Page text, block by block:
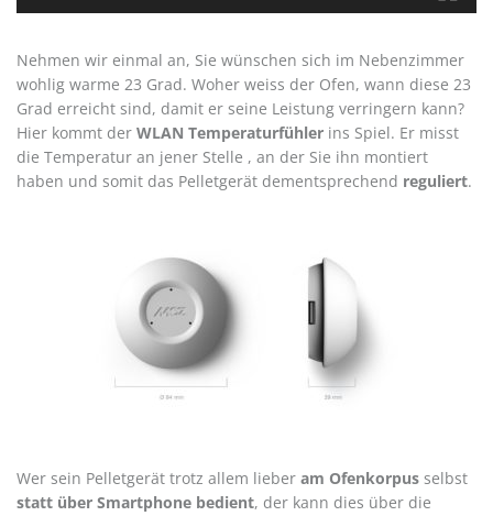
Nehmen wir einmal an, Sie wünschen sich im Nebenzimmer
wohlig warme 23 Grad. Woher weiss der Ofen, wann diese 23
Grad erreicht sind, damit er seine Leistung verringern kann?
Hier kommt der WLAN Temperaturfühler ins Spiel. Er misst
die Temperatur an jener Stelle , an der Sie ihn montiert
haben und somit das Pelletgerät dementsprechend reguliert.
Wer sein Pelletgerät trotz allem lieber am Ofenkorpus selbst
statt über Smartphone bedient, der kann dies über die